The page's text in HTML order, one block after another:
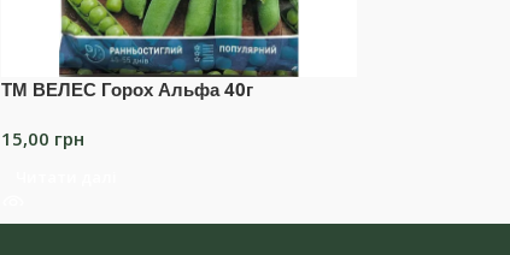
ТМ ВЕЛЕС Горох Альфа 40г
15,00 грн